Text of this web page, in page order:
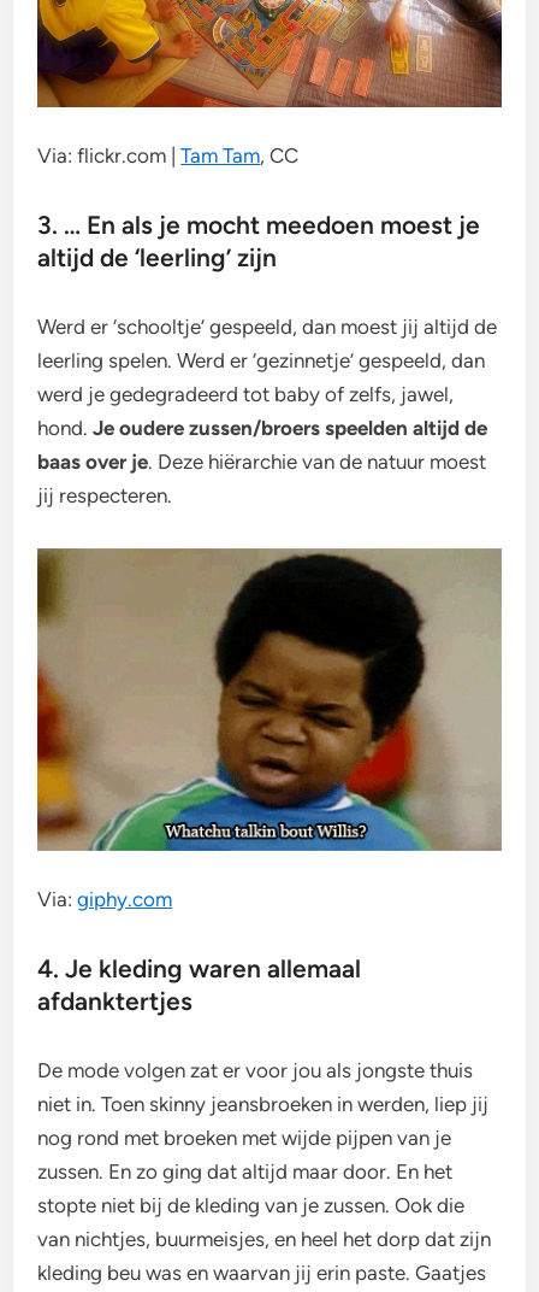
Via: flickr.com |Tam Tam, CC
3. … En als je mocht meedoen moest je
altijd de ‘leerling’ zijn
Werd er ‘schooltje’ gespeeld, dan moest jij altijd de
leerling spelen. Werd er ‘gezinnetje’ gespeeld, dan
werd je gedegradeerd tot baby of zelfs, jawel,
hond.Je oudere zussen/broers speelden altijd de
baas over je. Deze hiërarchie van de natuur moest
jij respecteren.
Via:giphy.com
4. Je kleding waren allemaal
afdanktertjes
De mode volgen zat er voor jou als jongste thuis
niet in. Toen skinny jeansbroeken in werden, liep jij
nog rond met broeken met wijde pijpen van je
zussen. En zo ging dat altijd maar door. En het
stopte niet bij de kleding van je zussen. Ook die
van nichtjes, buurmeisjes, en heel het dorp dat zijn
kleding beu was en waarvan jij erin paste. Gaatjes